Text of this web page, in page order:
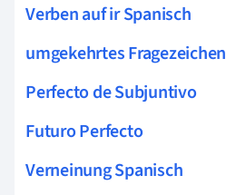
Verben auf ir Spanisch
umgekehrtes Fragezeichen
Perfecto de Subjuntivo
Futuro Perfecto
Verneinung Spanisch